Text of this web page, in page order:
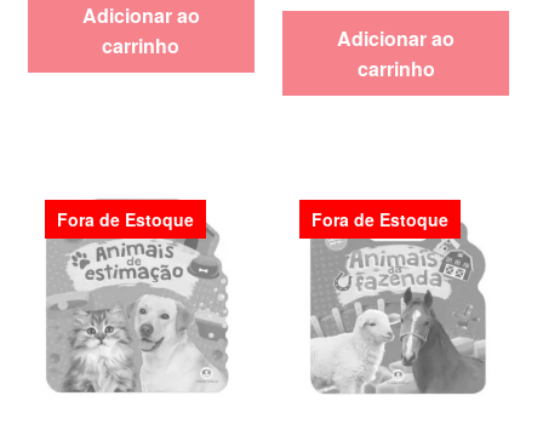
Adicionar ao
carrinho
Adicionar ao
carrinho
Fora de Estoque Fora de Estoque